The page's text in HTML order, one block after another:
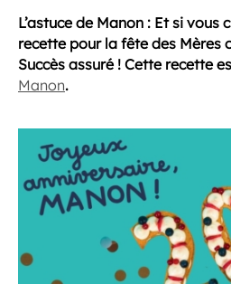
L’astuce de Manon : Et si vous
recette pour la fête des Mères
Succès assuré ! Cette recette
Manon.